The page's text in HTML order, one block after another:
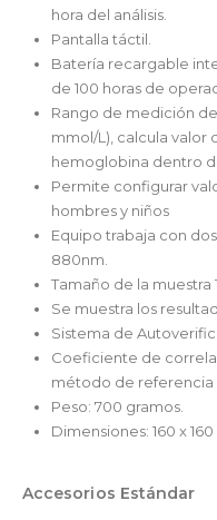
hora del análisis.
Pantalla táctil.
Batería recargable
de 100 horas de
Rango de medición de
mmol/L), calcula
hemoglobina dentro
Permite configurar
hombres y niños
Equipo trabaja con
880nm.
Tamaño de la muestra
Se muestra los
Sistema de
Coeficiente de
método de referencia
Peso: 700 gramos.
Dimensiones: 160 x
Accesorios Estándar